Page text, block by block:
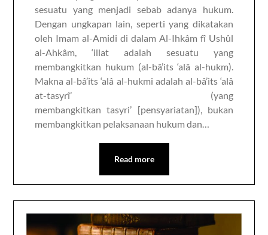
sesuatu yang menjadi sebab adanya hukum.
Dengan ungkapan lain, seperti yang dikatakan
oleh Imam al-Amidi di dalam Al-Ihkâm fî Ushûl
al-Ahkâm, ‘illat adalah sesuatu yang
membangkitkan hukum (al-bâ’its ‘alâ al-hukm).
Makna al-bâ’its ‘alâ al-hukmi adalah al-bâ’its ‘alâ
at-tasyrî’ (yang
membangkitkan tasyri’ [pensyariatan]), bukan
membangkitkan pelaksanaan hukum dan…
Read more